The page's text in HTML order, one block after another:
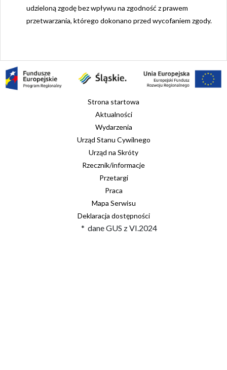
udzieloną zgodę bez wpływu na zgodność z prawem
przetwarzania, którego dokonano przed wycofaniem zgody.
Strona startowa
Aktualności
Wydarzenia
Urząd Stanu Cywilnego
Urząd na Skróty
Rzecznik/informacje
Przetargi
Praca
Mapa Serwisu
Deklaracja dostępności
* dane GUS z VI.2024